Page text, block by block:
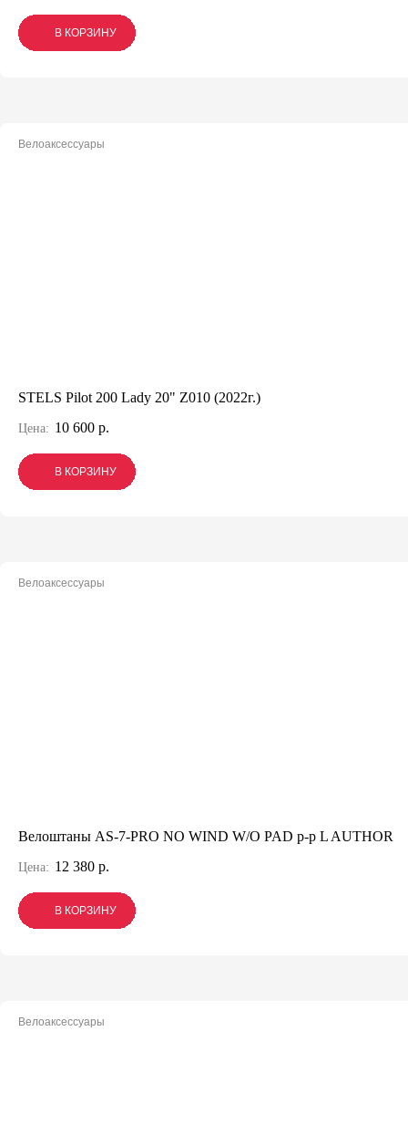
В КОРЗИНУ
В КОРЗИНУ
В КОРЗИНУ
Велоаксессуары
STELS Pilot 200 Lady 20" Z010 (2022г.)
Цена: 10 600 р.
В КОРЗИНУ
В КОРЗИНУ
В КОРЗИНУ
Велоаксессуары
Велоштаны AS-7-PRO NO WIND W/O PAD р-р L AUTHOR
Цена: 12 380 р.
В КОРЗИНУ
В КОРЗИНУ
В КОРЗИНУ
Велоаксессуары